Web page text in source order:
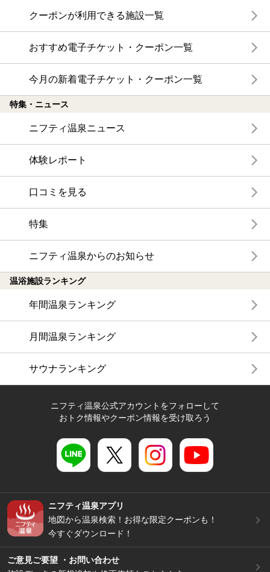
クーポンが利用できる施設一覧
おすすめ電子チケット・クーポン一覧
今月の新着電子チケット・クーポン一覧
特集・ニュース
ニフティ温泉ニュース
体験レポート
口コミを見る
特集
ニフティ温泉からのお知らせ
温浴施設ランキング
年間温泉ランキング
月間温泉ランキング
サウナランキング
ニフティ温泉公式アカウントをフォローして
おトク情報やクーポン情報を受け取ろう
ニフティ温泉アプリ
地図から温泉検索！お得な限定クーポンも！
今すぐダウンロード！
ご意見ご要望 ・お問い合わせ